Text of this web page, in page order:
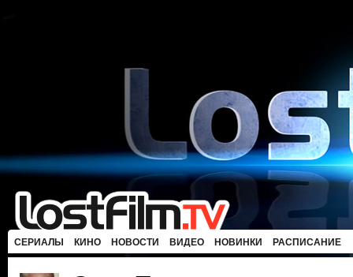
СЕРИАЛЫ КИНО НОВОСТИ ВИДЕО НОВИНКИ РАСПИСАНИЕ